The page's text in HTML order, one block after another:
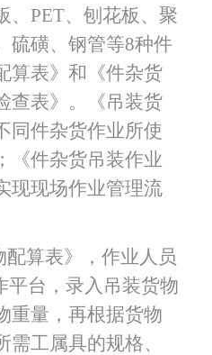
PET、刨花板、聚
硫磺、钢管等8种件
算表》和《件杂货
查表》。《吊装货
同件杂货作业所使
《件杂货吊装作业
现现场作业管理流
算表》，作业人员
平台， 录入吊装货物
重量，再根据货物
工属具的规格、